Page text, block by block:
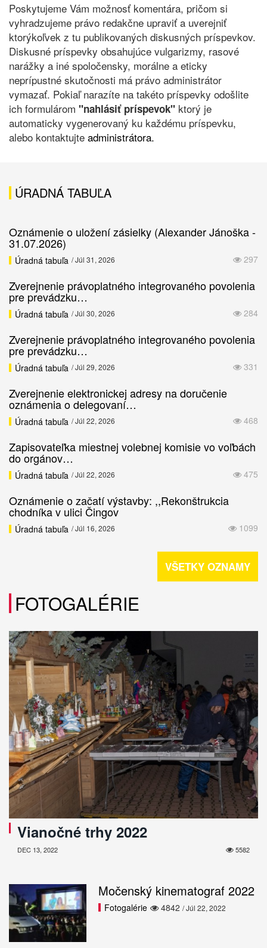
Poskytujeme Vám možnosť komentára, pričom si
vyhradzujeme právo redakčne upraviť a uverejniť
ktorýkoľvek z tu publikovaných diskusných príspevkov.
Diskusné príspevky obsahujúce vulgarizmy, rasové
narážky a iné spoločensky, morálne a eticky
neprípustné skutočnosti má právo administrátor
vymazať. Pokiaľ narazíte na takéto príspevky odošlite
ich formulárom "nahlásiť príspevok" ktorý je
automaticky vygenerovaný ku každému príspevku,
alebo kontaktujte administrátora.
ÚRADNÁ TABUĽA
Oznámenie o uložení zásielky (Alexander Jánoška -
31.07.2026)
297
Úradná tabuľa / Júl 31, 2026
Zverejnenie právoplatného integrovaného povolenia
pre prevádzku…
284
Úradná tabuľa / Júl 30, 2026
Zverejnenie právoplatného integrovaného povolenia
pre prevádzku…
331
Úradná tabuľa / Júl 29, 2026
Zverejnenie elektronickej adresy na doručenie
oznámenia o delegovaní…
468
Úradná tabuľa / Júl 22, 2026
Zapisovateľka miestnej volebnej komisie vo voľbách
do orgánov…
475
Úradná tabuľa / Júl 22, 2026
Oznámenie o začatí výstavby: ,,Rekonštrukcia
chodníka v ulici Čingov
1099
Úradná tabuľa / Júl 16, 2026
VŠETKY OZNAMY
FOTOGALÉRIE
Vianočné trhy 2022
5582
DEC 13, 2022
Močenský kinematograf 2022
4842
Fotogalérie / Júl 22, 2022